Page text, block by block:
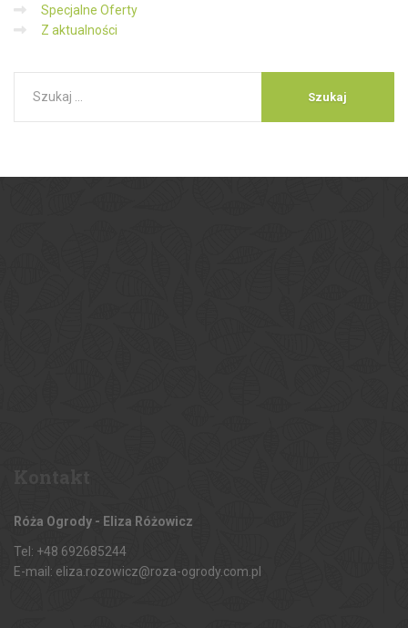
Specjalne Oferty
Z aktualności
Róża Ogrody - Eliza Różowicz
Tel: +48 692685244
E-mail: eliza.rozowicz@roza-ogrody.com.pl